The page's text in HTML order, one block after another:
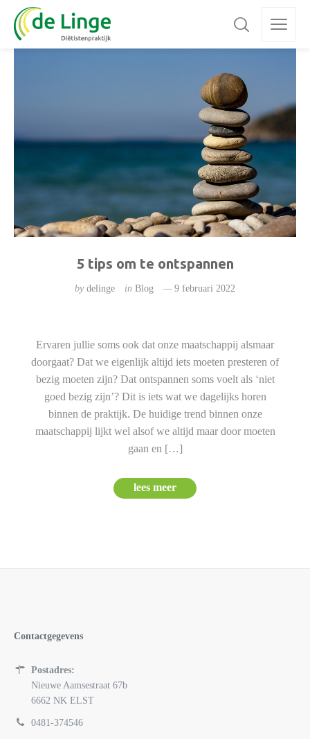
5 tips om te ontspannen
by delinge in Blog 9 februari 2022
Ervaren jullie soms ook dat onze maatschappij alsmaar
doorgaat? Dat we eigenlijk altijd iets moeten presteren of
bezig moeten zijn? Dat ontspannen soms voelt als ‘niet
goed bezig zijn’? Dit is iets wat we dagelijks horen
binnen de praktijk. De huidige trend binnen onze
maatschappij lijkt wel alsof we altijd maar door moeten
gaan en […]
lees meer
Contactgegevens
Postadres:
Nieuwe Aamsestraat 67b
6662 NK ELST
0481-374546